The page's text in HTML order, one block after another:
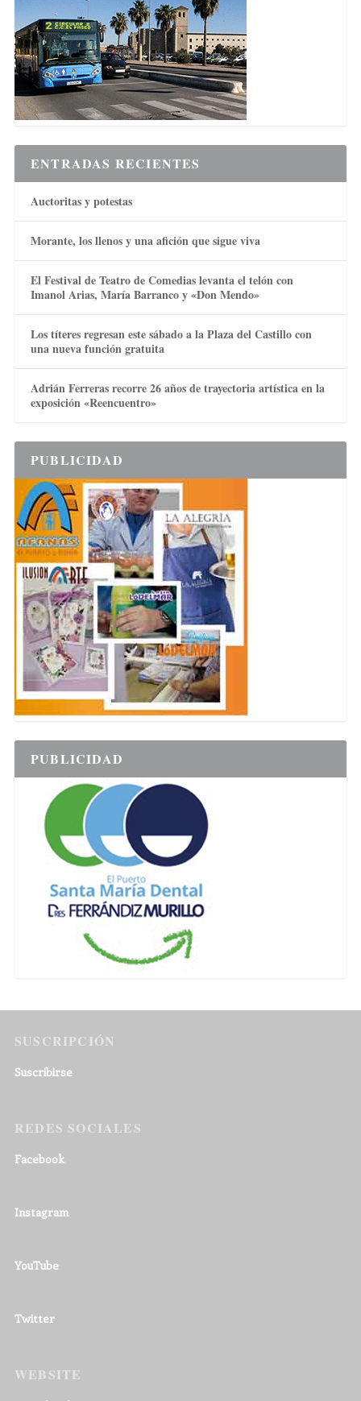
ENTRADAS RECIENTES
Auctoritas y potestas
Morante, los llenos y una afición que sigue viva
El Festival de Teatro de Comedias levanta el telón con
Imanol Arias, María Barranco y «Don Mendo»
Los títeres regresan este sábado a la Plaza del Castillo con
una nueva función gratuita
Adrián Ferreras recorre 26 años de trayectoria artística en la
exposición «Reencuentro»
PUBLICIDAD
PUBLICIDAD
SUSCRIPCIÓN
Suscribirse
REDES SOCIALES
Facebook
Instagram
YouTube
Twitter
WEBSITE